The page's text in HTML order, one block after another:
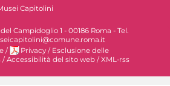
Capitolini
Campidoglio 1 - 00186 Roma - Tel.
/ Privacy / Esclusione delle
/ Accessibilità del sito web / XML-rss